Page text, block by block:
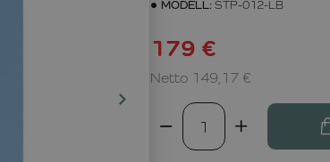
MODELL: STP-012-LB
179 €
Netto 149,17 €